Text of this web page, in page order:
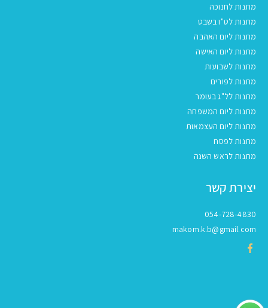
מתנות לחנוכה
מתנות לט"ו בשבט
מתנות ליום האהבה
מתנות ליום האישה
מתנות לשבועות
מתנות לפורים
מתנות לל"ג בעומר
מתנות ליום המשפחה
מתנות ליום העצמאות
מתנות לפסח
מתנות לראש השנה
יצירת קשר
054-728-4830
makom.k.b@gmail.com